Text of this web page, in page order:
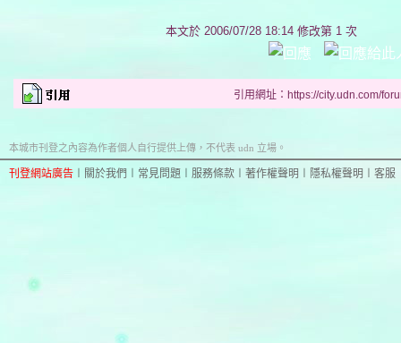
本文於 2006/07/28 18:14 修改第 1 次
引用網址：https://city.udn.com/
本城市刊登之內容為作者個人自行提供上傳，不代表 udn 立場。
刊登網站廣告 關於我們 常見問題 服務條款 著作權聲明 隱私權聲明 客服